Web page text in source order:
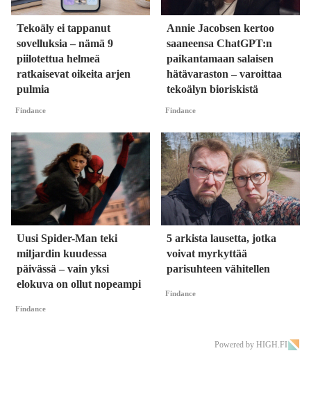
Tekoäly ei tappanut
sovelluksia – nämä 9
piilotettua helmeä
ratkaisevat oikeita arjen
pulmia
Findance
Annie Jacobsen kertoo
saaneensa ChatGPT:n
paikantamaan salaisen
hätävaraston – varoittaa
tekoälyn bioriskistä
Findance
Uusi Spider-Man teki
miljardin kuudessa
päivässä – vain yksi
elokuva on ollut nopeampi
Findance
5 arkista lausetta, jotka
voivat myrkyttää
parisuhteen vähitellen
Findance
Powered by HIGH.FI